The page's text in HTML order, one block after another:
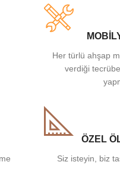
Her türlü ahşap
verdiği
ÖZEL
Siz isteyin, biz